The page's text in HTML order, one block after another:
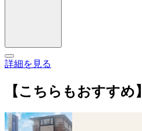
詳細を見る
【こちらもおすすめ】